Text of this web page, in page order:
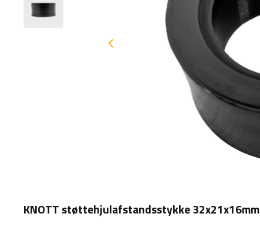
KNOTT støttehjulafstandsstykke 32x21x16mm